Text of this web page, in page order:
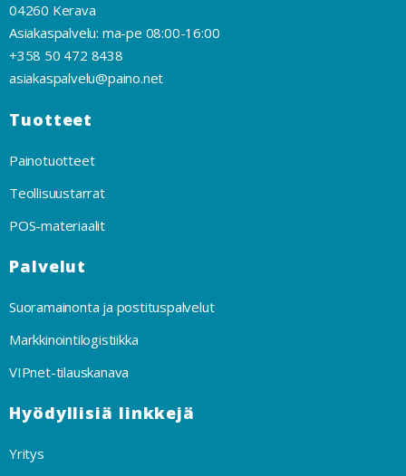
04260 Kerava
Asiakaspalvelu: ma-pe 08:00-16:00
+358 50 472 8438
asiakaspalvelu@paino.net
Tuotteet
Painotuotteet
Teollisuustarrat
POS-materiaalit
Palvelut
Suoramainonta ja postituspalvelut
Markkinointilogistiikka
VIPnet-tilauskanava
Hyödyllisiä linkkejä
Yritys